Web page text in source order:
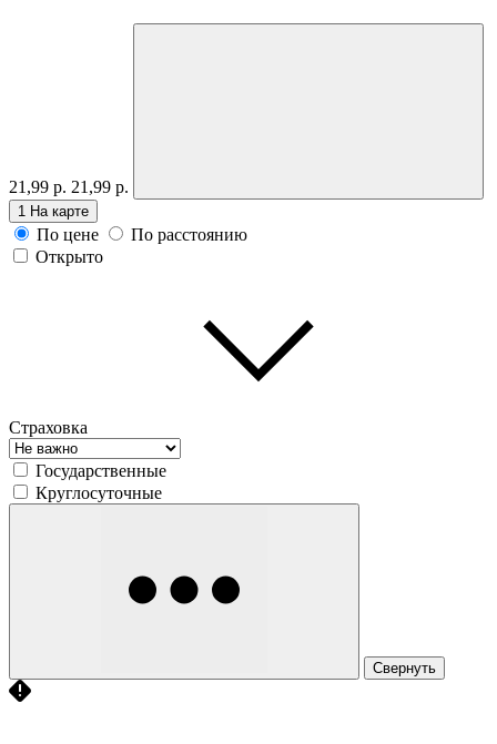
21,99 р. 21,99 р.
1 На карте
По цене
По расстоянию
Открыто
Страховка
Государственные
Круглосуточные
Свернуть